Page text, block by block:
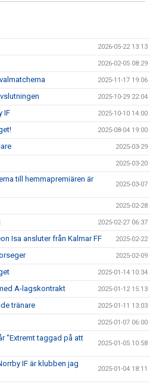
2026-05-22 13:13
2026-02-05 08:29
2025-11-17 19:06
2025-10-29 22:04
IF 2025-10-10 14:00
2025-08-04 19:00
2025-03-29
2025-03-20
till hemmapremiären är
2025-03-07
2025-02-28
2025-02-27 06:37
Isa ansluter från Kalmar FF 2025-02-22
2025-02-09
2025-01-14 10:34
A-lagskontrakt 2025-01-12 15:13
tränare 2025-01-11 13:03
2025-01-07 06:00
"Extremt taggad på att
2025-01-05 10:58
IF är klubben jag
2025-01-04 18:11